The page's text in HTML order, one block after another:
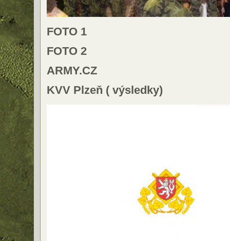
FOTO 1
FOTO 2
ARMY.CZ
KVV Plzeň ( výsledky)